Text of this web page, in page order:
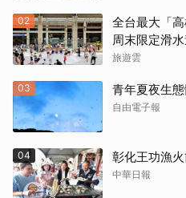
02
全台最大「
周末限定滑
旅遊雲
03 青年夏夜生
自由電子報
04 彰化王功漁
中華日報
取消